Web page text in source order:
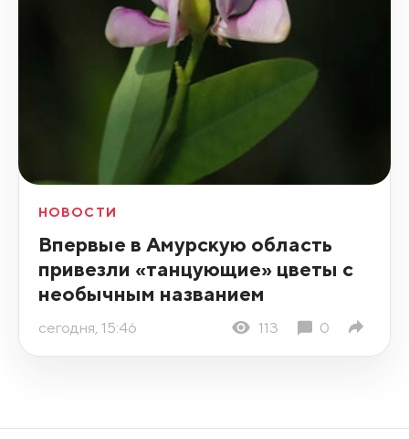
НОВОСТИ
Впервые в Амурскую область
привезли «танцующие» цветы с
необычным названием
сегодня, 15:46 113 0